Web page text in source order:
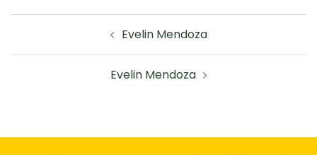
Evelin Mendoza
Evelin Mendoza